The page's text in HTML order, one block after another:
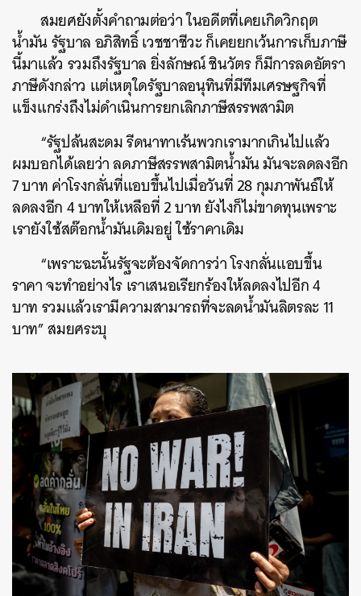
สมยศยังตั้งคำถามต่อว่า ในอดีตที่เคยเกิดวิกฤต
น้ำมัน รัฐบาล อภิสิทธิ์ เวชชาชีวะ ก็เคยยกเว้นการเก็บภาษี
นี้มาแล้ว รวมถึงรัฐบาล ยิ่งลักษณ์ ชินวัตร ก็มีการลดอัตรา
ภาษีดังกล่าว แต่เหตุใดรัฐบาลอนุทินที่มีทีมเศรษฐกิจที่
แข็งแกร่งถึงไม่ดำเนินการยกเลิกภาษีสรรพสามิต
“รัฐปล้นสะดม รีดนาทาเร้นพวกเรามากเกินไปแล้ว
ผมบอกได้เลยว่า ลดภาษีสรรพสามิตน้ำมัน มันจะลดลงอีก
7 บาท ค่าโรงกลั่นที่แอบขึ้นไปเมื่อวันที่ 28 กุมภาพันธ์ให้
ลดลงอีก 4 บาทให้เหลือที่ 2 บาท ยังไงก็ไม่ขาดทุนเพราะ
เรายังใช้สต๊อกน้ำมันเดิมอยู่ ใช้ราคาเดิม
“เพราะฉะนั้นรัฐจะต้องจัดการว่า โรงกลั่นแอบขึ้น
ราคา จะทำอย่างไร เราเสนอเรียกร้องให้ลดลงไปอีก 4
บาท รวมแล้วเรามีความสามารถที่จะลดน้ำมันลิตรละ 11
บาท” สมยศระบุ